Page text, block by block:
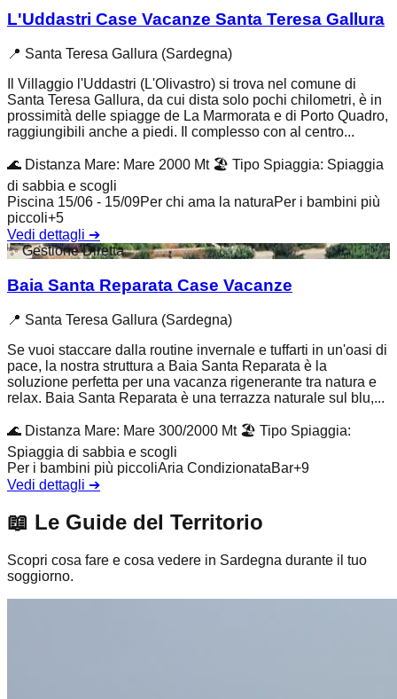
L'Uddastri Case Vacanze Santa Teresa Gallura
📍 Santa Teresa Gallura (Sardegna)
Il Villaggio l'Uddastri (L'Olivastro) si trova nel comune di
Santa Teresa Gallura, da cui dista solo pochi chilometri, è in
prossimità delle spiagge de La Marmorata e di Porto Quadro,
raggiungibili anche a piedi. Il complesso con al centro...
🌊 Distanza Mare: Mare 2000 Mt 🏖️ Tipo Spiaggia: Spiaggia
di sabbia e scogli
Piscina 15/06 - 15/09Per chi ama la naturaPer i bambini più
piccoli+5
Vedi dettagli ➔
✨Gestione Diretta
Baia Santa Reparata Case Vacanze
📍 Santa Teresa Gallura (Sardegna)
Se vuoi staccare dalla routine invernale e tuffarti in un'oasi di
pace, la nostra struttura a Baia Santa Reparata è la
soluzione perfetta per una vacanza rigenerante tra natura e
relax. Baia Santa Reparata è una terrazza naturale sul blu,...
🌊 Distanza Mare: Mare 300/2000 Mt 🏖️ Tipo Spiaggia:
Spiaggia di sabbia e scogli
Per i bambini più piccoliAria CondizionataBar+9
Vedi dettagli ➔
📖 Le Guide del Territorio
Scopri cosa fare e cosa vedere in Sardegna durante il tuo
soggiorno.